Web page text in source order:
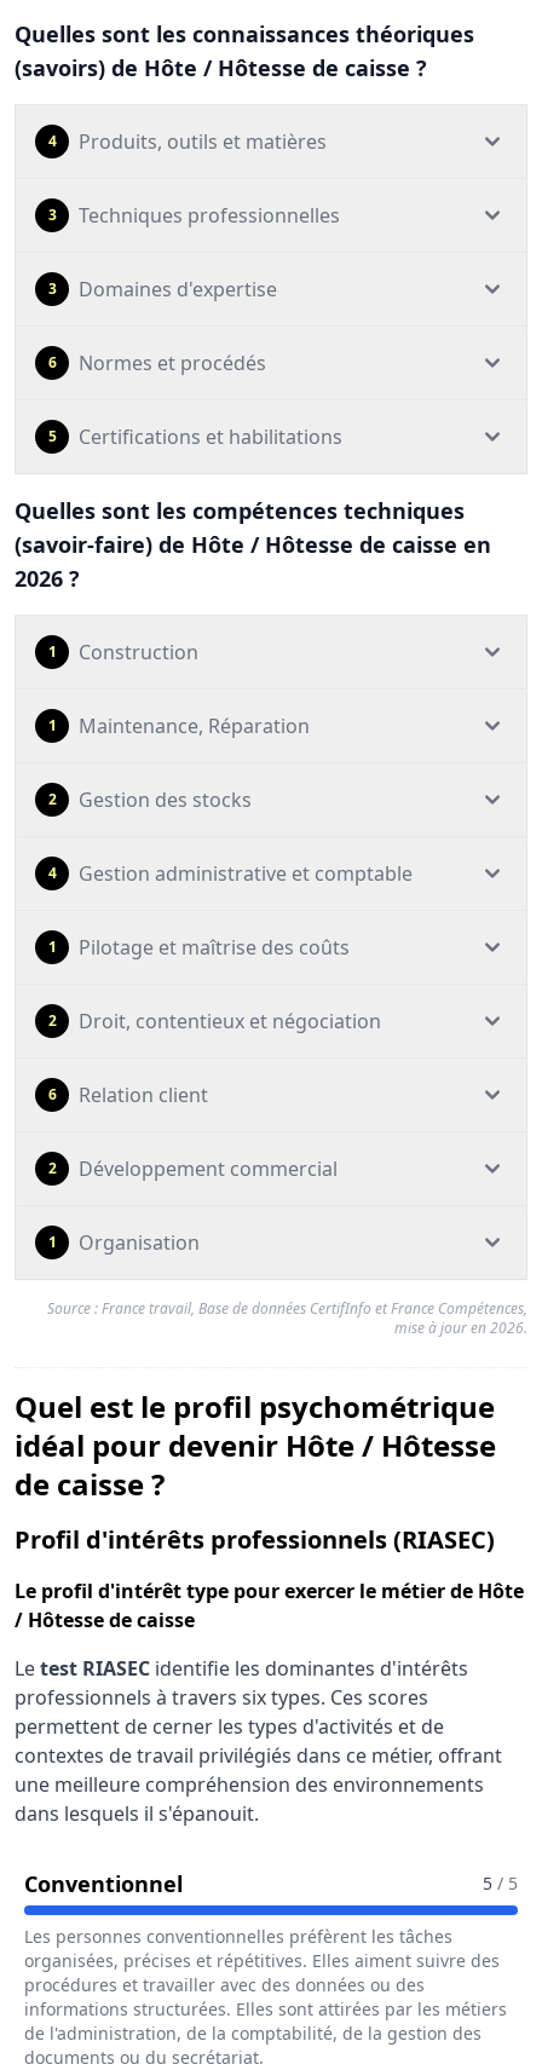
Quelles sont les connaissances théoriques
(savoirs) de Hôte / Hôtesse de caisse ?
4 Produits, outils et matières
3 Techniques professionnelles
3 Domaines d'expertise
6 Normes et procédés
5 Certifications et habilitations
Quelles sont les compétences techniques
(savoir-faire) de Hôte / Hôtesse de caisse en
2026 ?
1 Construction
1 Maintenance, Réparation
2 Gestion des stocks
4 Gestion administrative et comptable
1 Pilotage et maîtrise des coûts
2 Droit, contentieux et négociation
6 Relation client
2 Développement commercial
1 Organisation
Source : France travail, Base de données CertifInfo et France Compétences,
mise à jour en 2026.
Quel est le profil psychométrique
idéal pour devenir Hôte / Hôtesse
de caisse ?
Profil d'intérêts professionnels (RIASEC)
Le profil d'intérêt type pour exercer le métier de Hôte
/ Hôtesse de caisse
Letest RIASEC identifie les dominantes d'intérêts
professionnels à travers six types. Ces scores
permettent de cerner les types d'activités et de
contextes de travail privilégiés dans ce métier, offrant
une meilleure compréhension des environnements
dans lesquels il s'épanouit.
ConventionnelPour Le Métier De Hôte / 5 / 5
Les personnes conventionnelles préfèrent les tâches
organisées, précises et répétitives. Elles aiment suivre des
procédures et travailler avec des données ou des
informations structurées. Elles sont attirées par les métiers
de l'administration, de la comptabilité, de la gestion des
documents ou du secrétariat.